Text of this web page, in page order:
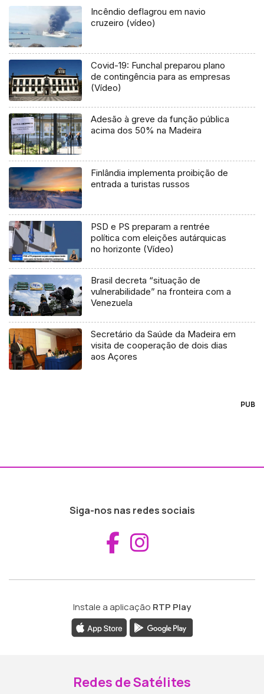
Incêndio deflagrou em navio
cruzeiro (vídeo)
Covid-19: Funchal preparou plano
de contingência para as empresas
(Vídeo)
Adesão à greve da função pública
acima dos 50% na Madeira
Finlândia implementa proibição de
entrada a turistas russos
PSD e PS preparam a rentrée
política com eleições autárquicas
no horizonte (Vídeo)
Brasil decreta “situação de
vulnerabilidade” na fronteira com a
Venezuela
Secretário da Saúde da Madeira em
visita de cooperação de dois dias
aos Açores
PUB
Siga-nos nas redes sociais
Aceder ao
Instale a aplicação RTP Play
Redes de Satélites